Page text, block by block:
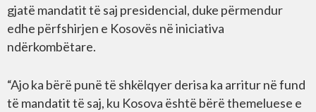
gjatë mandatit të saj presidencial, duke përmendur
edhe përfshirjen e Kosovës në iniciativa
ndërkombëtare.
“Ajo ka bërë punë të shkëlqyer derisa ka arritur në fund
të mandatit të saj, ku Kosova është bërë themeluese e